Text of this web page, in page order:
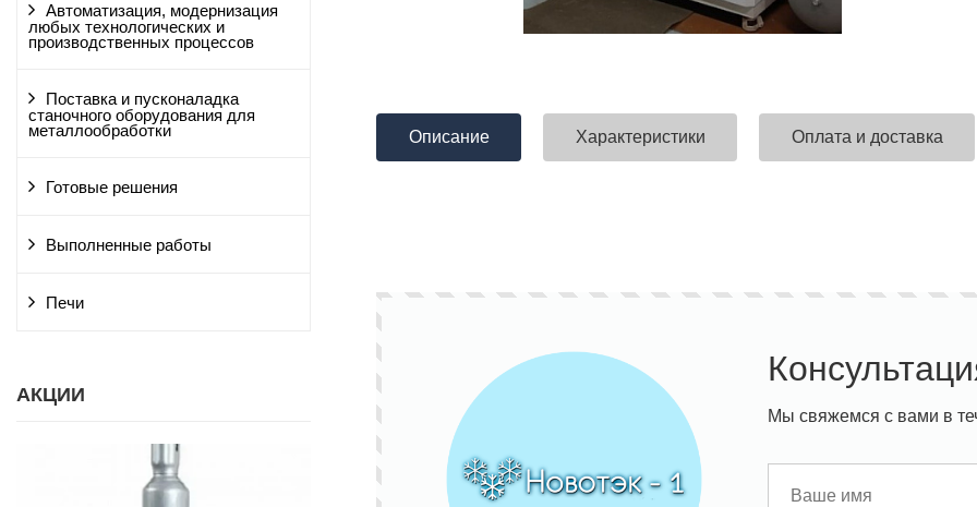
Автоматизация, модернизация
любых технологических и
производственных процессов
Поставка и пусконаладка
станочного оборудования для
металлообработки
Готовые решения
Выполненные работы
Печи
АКЦИИ
Описание Характеристики Оплата и доставка
Мы свяжемся с вами в